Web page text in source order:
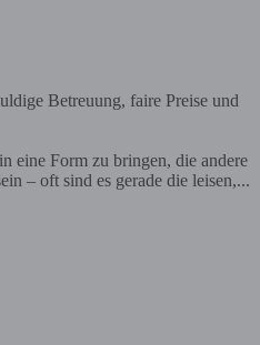
Betreuung, faire Preise und
eine Form zu bringen, die andere
– oft sind es gerade die leisen,...